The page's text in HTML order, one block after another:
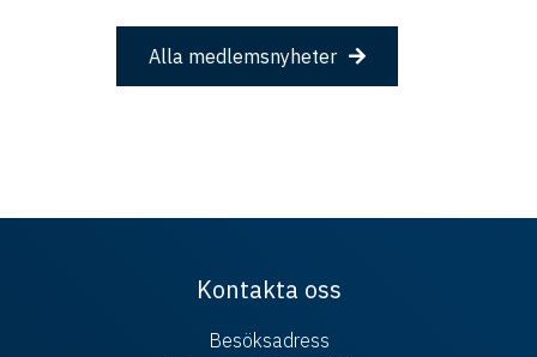
Alla medlemsnyheter
Kontakta oss
Besöksadress